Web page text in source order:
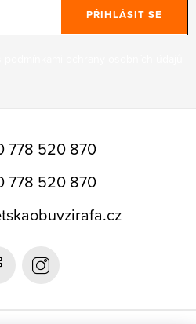
PŘIHLÁSIT SE
778 520 870
778 520 870